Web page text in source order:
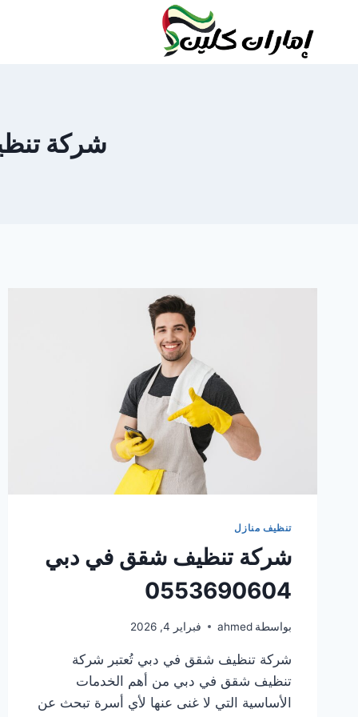
شركة تنظيف
تنظيف منازل
شركة تنظيف شقق في دبي
0553690604
بواسطة ahmed فبراير 4, 2026
شركة تنظيف شقق في دبي تُعتبر شركة
تنظيف شقق في دبي من أهم الخدمات
الأساسية التي لا غنى عنها لأي أسرة تبحث عن